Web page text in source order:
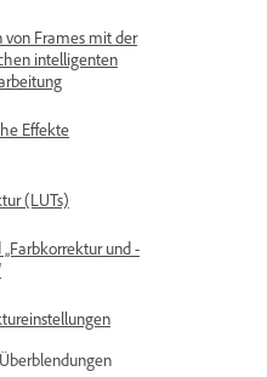
von Frames mit der
intelligenten
Effekte
(LUTs)
und -